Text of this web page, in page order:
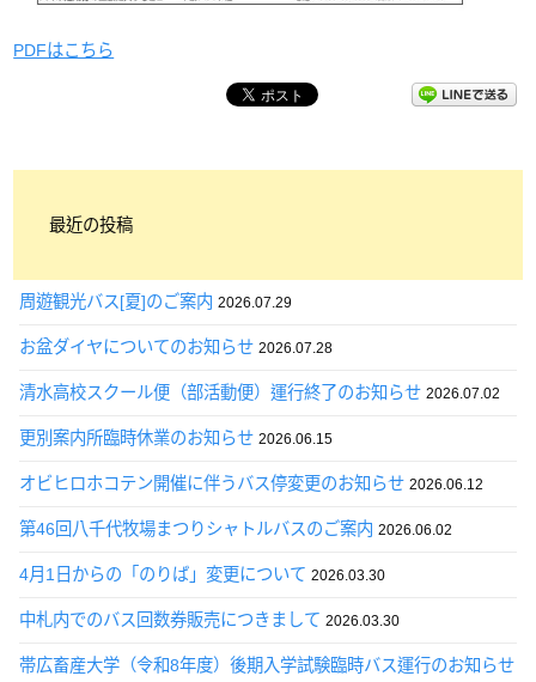
PDFはこちら
最近の投稿
周遊観光バス[夏]のご案内 2026.07.29
お盆ダイヤについてのお知らせ 2026.07.28
清水高校スクール便（部活動便）運行終了のお知らせ 2026.07.02
更別案内所臨時休業のお知らせ 2026.06.15
オビヒロホコテン開催に伴うバス停変更のお知らせ 2026.06.12
第46回八千代牧場まつりシャトルバスのご案内 2026.06.02
4月1日からの「のりば」変更について 2026.03.30
中札内でのバス回数券販売につきまして 2026.03.30
帯広畜産大学（令和8年度）後期入学試験臨時バス運行のお知らせ